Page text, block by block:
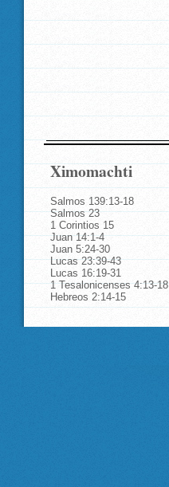
Ximomachti
Salmos 139:13-18
Salmos 23
1 Corintios 15
Juan 14:1-4
Juan 5:24-30
Lucas 23:39-43
Lucas 16:19-31
1 Tesalonicenses 4:13-18
Hebreos 2:14-15